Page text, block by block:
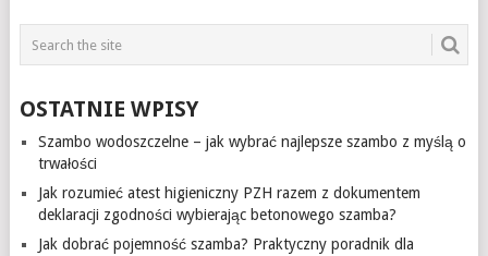
OSTATNIE WPISY
Szambo wodoszczelne – jak wybrać najlepsze szambo z myślą o
trwałości
Jak rozumieć atest higieniczny PZH razem z dokumentem
deklaracji zgodności wybierając betonowego szamba?
Jak dobrać pojemność szamba? Praktyczny poradnik dla